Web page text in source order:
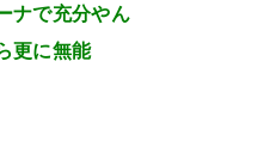
ナで充分やん
更に無能